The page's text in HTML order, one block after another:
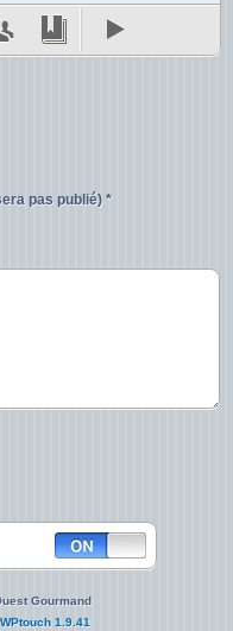
pas publié) *
Gourmand
WPtouch 1.9.41